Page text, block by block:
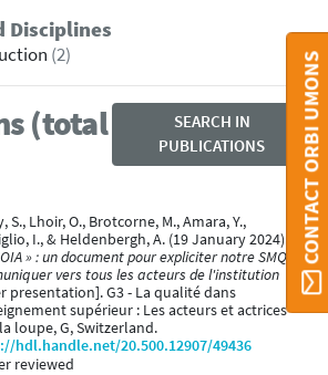
Disciplines
(2)
(total
SEARCH IN
PUBLICATIONS
S., Lhoir, O., Brotcorne, M., Amara, Y.,
I., & Heldenbergh, A. (19 January 2024).
» : un document pour expliciter notre SMQ et
vers tous les acteurs de l'institution
presentation]. G3 - La qualité dans
supérieur : Les acteurs et actrices
loupe, G, Switzerland.
hdl.handle.net/20.500.12907/49436
reviewed
CONTACT ORBI UMONS